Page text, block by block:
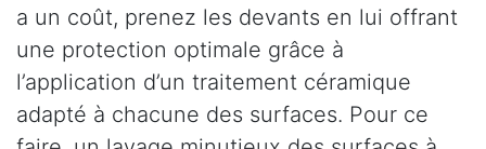
a un coût, prenez les devants en lui offrant
une protection optimale grâce à
l’application d’un traitement céramique
adapté à chacune des surfaces. Pour ce